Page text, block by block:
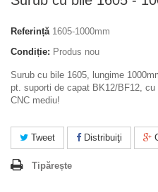
Referință 1605-1000mm
Condiție: Produs nou
Surub cu bile 1605, lungime
pt. suporti de capat BK12/BF12,
CNC mediu!
Tweet Distribuiţi
Tipărește